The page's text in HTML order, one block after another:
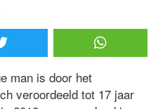
man is door het
veroordeeld tot 17 jaar